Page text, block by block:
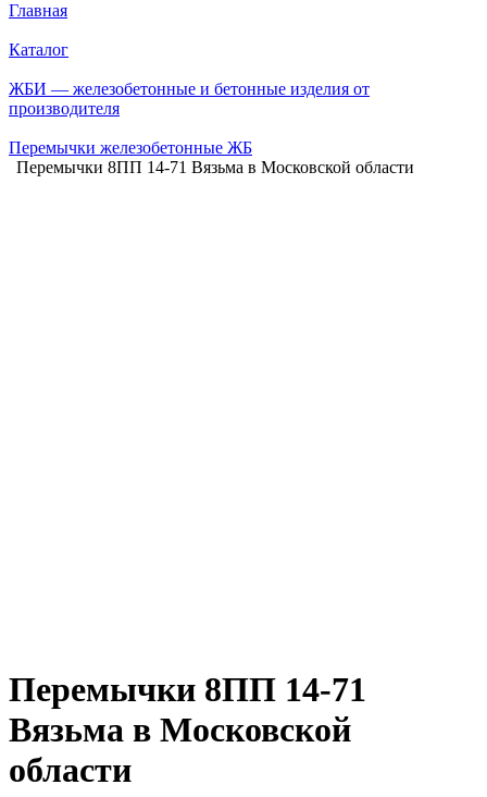
Главная
Каталог
ЖБИ — железобетонные и бетонные изделия от
производителя
Перемычки железобетонные ЖБ
Перемычки 8ПП 14-71 Вязьма в Московской области
Перемычки 8ПП 14-71
Вязьма в Московской
области